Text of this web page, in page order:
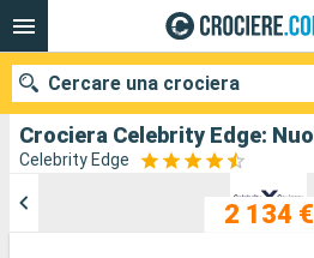
Celebrity Edge
2 134 €
Cercare una crociera
Le nostre destinazioni